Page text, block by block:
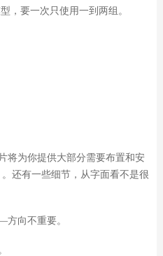
，要一次只使用一到两组。
将为你提供大部分需要布置和安
还有一些细节，从字面看不是很
向不重要。